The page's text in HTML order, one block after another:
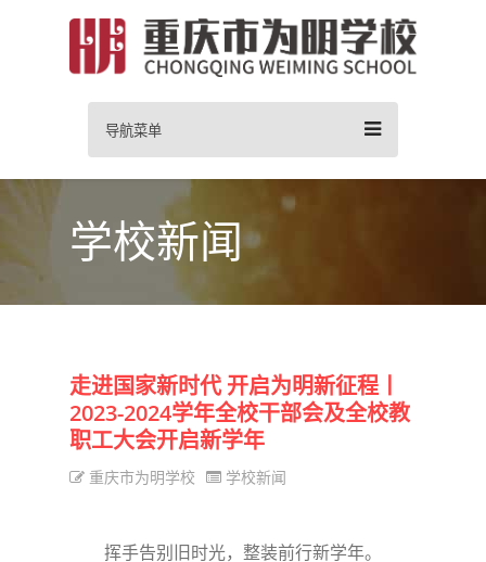
导航菜单
学校新闻
走进国家新时代 开启为明新征程丨
2023-2024学年全校干部会及全校教
职工大会开启新学年
重庆市为明学校 学校新闻
挥手告别旧时光，整装前行新学年。